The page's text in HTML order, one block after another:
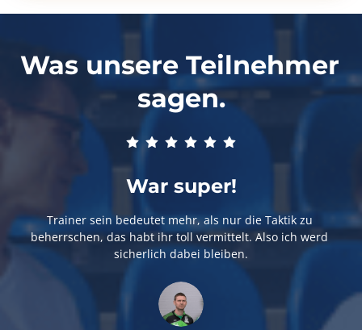
Was unsere Teilnehmer
sagen.
War super!
Trainer sein bedeutet mehr, als nur die Taktik zu
beherrschen, das habt ihr toll vermittelt. Also ich werd
sicherlich dabei bleiben.